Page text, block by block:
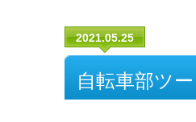
2021.05.25
自転車部ツ